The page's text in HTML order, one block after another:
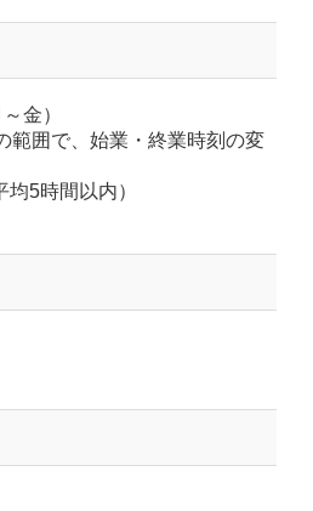
金）
範囲で、始業・終業時刻の変
5時間以内）